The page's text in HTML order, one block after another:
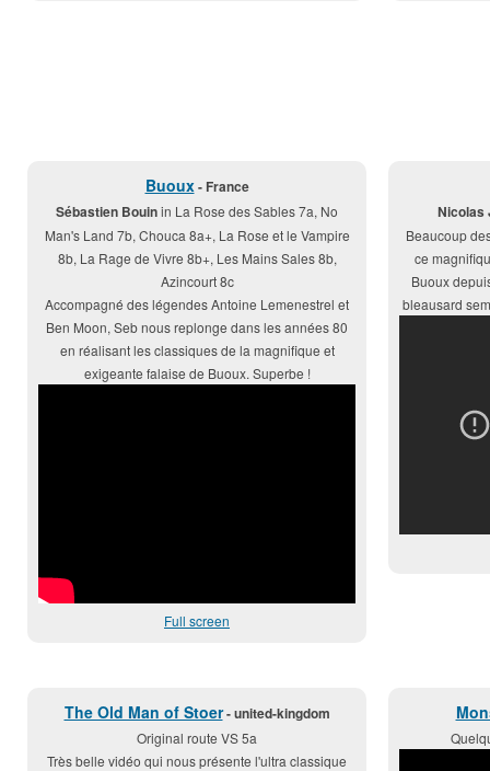
Buoux- France
Sébastien Bouinin La Rose des Sables 7a, No
Man's Land 7b, Chouca 8a+, La Rose et le Vampire
8b, La Rage de Vivre 8b+, Les Mains Sales 8b,
Azincourt 8c
Accompagné des légendes Antoine Lemenestrel et
Ben Moon, Seb nous replonge dans les années 80
en réalisant les classiques de la magnifique et
exigeante falaise de Buoux. Superbe !
Full screen
Nicolas
Beaucoup
ce
Buoux
bleausard
The Old Man of Stoer- united-kingdom
Original route VS 5a
Très belle vidéo qui nous présente l'ultra classique